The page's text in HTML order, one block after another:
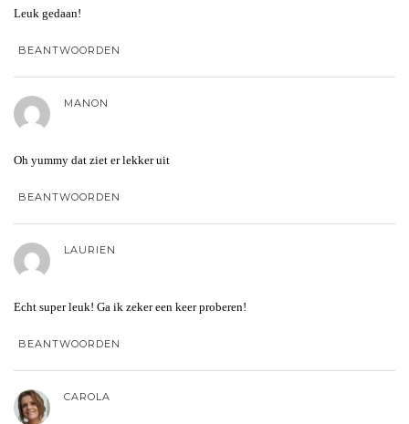
Leuk gedaan!
BEANTWOORDEN
MANON
Oh yummy dat ziet er lekker uit
BEANTWOORDEN
LAURIEN
Echt super leuk! Ga ik zeker een keer proberen!
BEANTWOORDEN
CAROLA